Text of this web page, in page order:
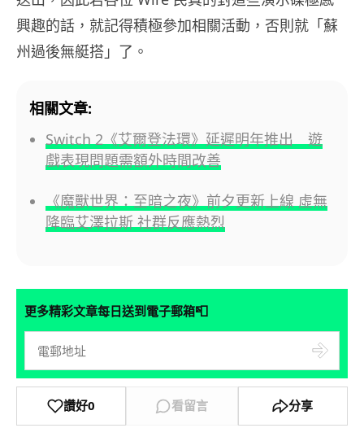
興趣的話，就記得積極參加相關活動，否則就「蘇
州過後無艇搭」了。
相關文章:
Switch 2《艾爾登法環》延遲明年推出 遊
戲表現問題需額外時間改善
《魔獸世界：至暗之夜》前夕更新上線 虛無
降臨艾澤拉斯 社群反應熱烈
更多精彩文章每日送到電子郵箱📮
讚好0 看留言 分享